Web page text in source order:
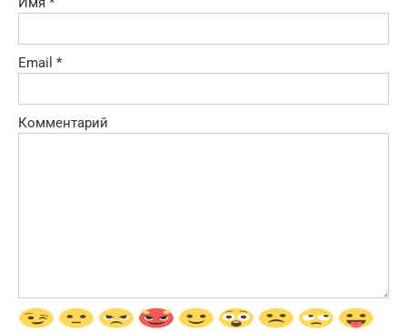
Email *
Комментарий